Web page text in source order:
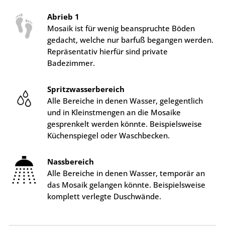
Abrieb 1
Mosaik ist für wenig beanspruchte Böden
gedacht, welche nur barfuß begangen werden.
Repräsentativ hierfür sind private
Badezimmer.
Spritzwasserbereich
Alle Bereiche in denen Wasser, gelegentlich
und in Kleinstmengen an die Mosaike
gesprenkelt werden könnte. Beispielsweise
Küchenspiegel oder Waschbecken.
Nassbereich
Alle Bereiche in denen Wasser, temporär an
das Mosaik gelangen könnte. Beispielsweise
komplett verlegte Duschwände.